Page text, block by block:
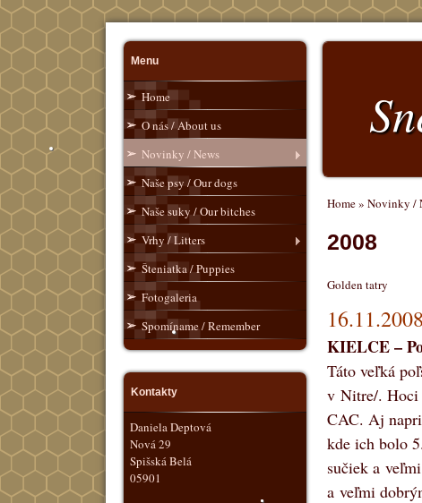
Menu
Home
O nás / About us
Novinky / News
Naše psy / Our dogs
Naše suky / Our bitches
Vrhy / Litters
Šteniatka / Puppies
Fotogaleria
Spomíname / Remember
Kontakty
Daniela Deptová
Nová 29
Spišská Belá
05901
Home» Novinky /
2008
Golden tatry
16.11.2008
KIELCE –
Táto veľká
v Nitre/. Hoci
CAC. Aj
kde ich bolo
sučiek a
a veľmi